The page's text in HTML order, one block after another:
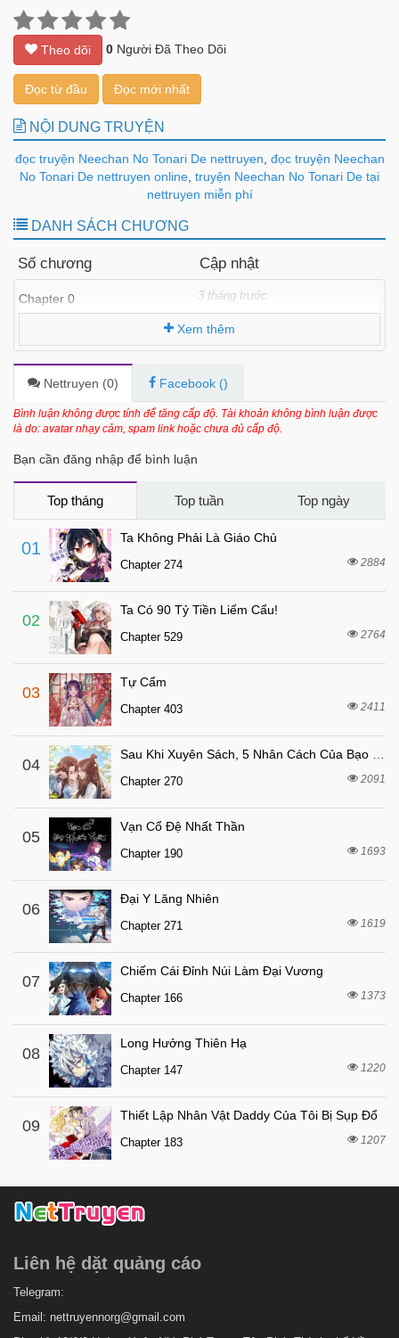
Theo dõi 0 Người Đã Theo Dõi
Đọc từ đầu Đọc mới nhất
NỘI DUNG TRUYỆN
đọc truyện Neechan No Tonari De nettruyen đọc truyện Neechan
No Tonari De nettruyen online truyện Neechan No Tonari De tại
nettruyen miễn phí
DANH SÁCH CHƯƠNG
Số chương Cập nhật
Chapter 0 3 tháng trước
Xem thêm
Nettruyen (0) Facebook ()
Bình luận không được tính để tăng cấp độ. Tài khoản không bình luận được
là do: avatar nhạy cảm, spam link hoặc chưa đủ cấp độ.
Bạn cần đăng nhập để bình luận
Top tháng Top tuần Top ngày
01
Ta Không Phải Là Giáo Chủ
Chapter 274 2884
02
Ta Có 90 Tỷ Tiền Liếm Cẩu!
Chapter 529 2764
03
Tự Cẩm
Chapter 403 2411
04
Chapter 270 2091
05
Vạn Cổ Đệ Nhất Thần
Chapter 190 1693
06
Đại Y Lăng Nhiên
Chapter 271 1619
07
Chiếm Cái Đỉnh Núi Làm Đại Vương
Chapter 166 1373
08
Long Hưởng Thiên Hạ
Chapter 147 1220
09
Thiết Lập Nhân Vật Daddy Của Tôi Bị Sụp Đổ
Chapter 183 1207
Liên hệ dặt quảng cáo
Telegram:
Email: nettruyennorg@gmail.com